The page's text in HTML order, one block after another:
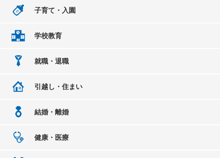
子育て・入園
学校教育
就職・退職
引越し・住まい
結婚・離婚
健康・医療